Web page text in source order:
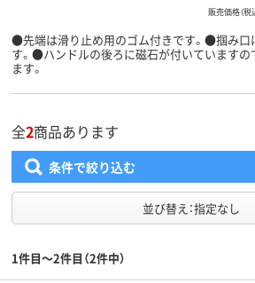
販売価格（税
●先端は滑り止め用のゴム付きです。●掴み口
す。●ハンドルの後ろに磁石が付いていますの
ます。
全2商品あります
条件で絞り込む
並び替え：指定なし
1件目～2件目（2件中）